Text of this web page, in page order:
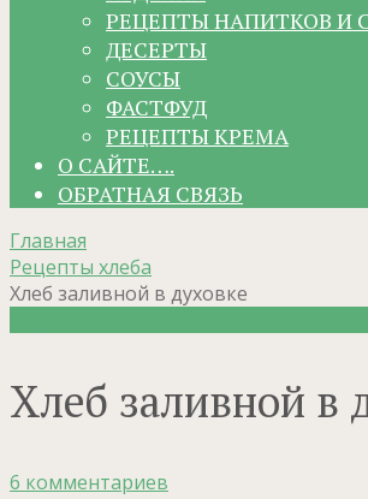
РЕЦЕПТЫ НАПИТКОВ И
ДЕСЕРТЫ
СОУСЫ
ФАСТФУД
РЕЦЕПТЫ КРЕМА
О САЙТЕ….
ОБРАТНАЯ СВЯЗЬ
Главная
Рецепты хлеба
Хлеб заливной в духовке
Хлеб заливной в
6 комментариев